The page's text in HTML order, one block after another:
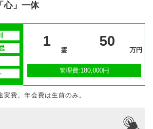
心」一体
1
霊
50
万円
管理費:180,000円
費。年会費は生前のみ。